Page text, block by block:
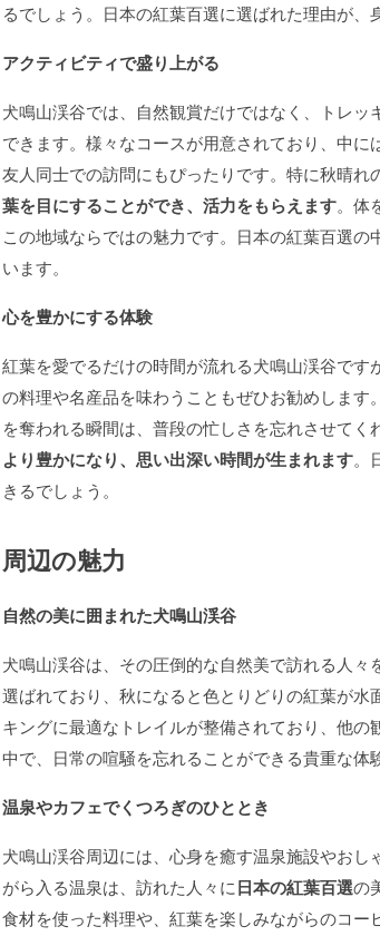
るでしょう。日本の紅葉百選に選ばれた理由が、
アクティビティで盛り上がる
犬鳴山渓谷では、自然観賞だけではなく、トレ
できます。様々なコースが用意されており、中
友人同士での訪問にもぴったりです。特に秋晴れ
葉を目にすることができ、活力をもらえます。体
この地域ならではの魅力です。日本の紅葉百選
います。
心を豊かにする体験
紅葉を愛でるだけの時間が流れる犬鳴山渓谷で
の料理や名産品を味わうこともぜひお勧めしま
を奪われる瞬間は、普段の忙しさを忘れさせてく
より豊かになり、思い出深い時間が生まれます。
きるでしょう。
周辺の魅力
自然の美に囲まれた犬鳴山渓谷
犬鳴山渓谷は、その圧倒的な自然美で訪れる人
選ばれており、秋になると色とりどりの紅葉が
キングに最適なトレイルが整備されており、他
中で、日常の喧騒を忘れることができる貴重な体
温泉やカフェでくつろぎのひととき
犬鳴山渓谷周辺には、心身を癒す温泉施設やお
がら入る温泉は、訪れた人々に日本の紅葉百選の
食材を使った料理や、紅葉を楽しみながらのコ